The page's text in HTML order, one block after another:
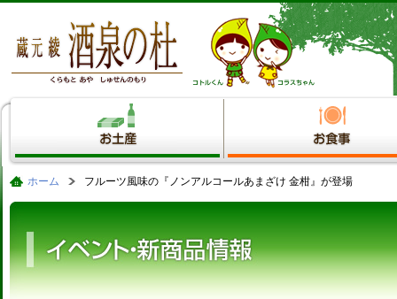
ホーム フルーツ風味の『ノンアルコールあまざけ 金柑』が登場